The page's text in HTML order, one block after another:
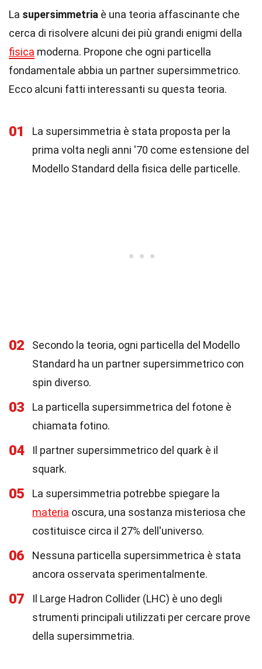
La supersimmetria è una teoria affascinante che
cerca di risolvere alcuni dei più grandi enigmi della
fisica moderna. Propone che ogni particella
fondamentale abbia un partner supersimmetrico.
Ecco alcuni fatti interessanti su questa teoria.
01
La supersimmetria è stata proposta per la
prima volta negli anni '70 come estensione del
Modello Standard della fisica delle particelle.
02
Secondo la teoria, ogni particella del Modello
Standard ha un partner supersimmetrico con
spin diverso.
03
La particella supersimmetrica del fotone è
chiamata fotino.
04
Il partner supersimmetrico del quark è il
squark.
05
La supersimmetria potrebbe spiegare la
materia oscura, una sostanza misteriosa che
costituisce circa il 27% dell'universo.
06
Nessuna particella supersimmetrica è stata
ancora osservata sperimentalmente.
07
Il Large Hadron Collider (LHC) è uno degli
strumenti principali utilizzati per cercare prove
della supersimmetria.